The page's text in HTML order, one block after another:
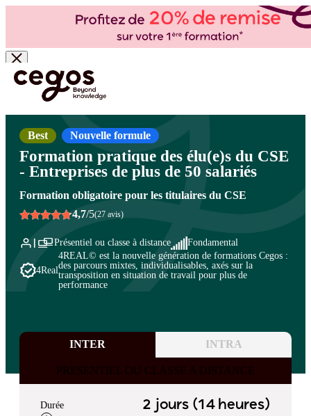
Skip to main content
Vous êtes ici : Accueil >Cegos, organisme de formation à Paris et en régions
travail et relations sociales
Best Nouvelle formule
Formation pratique des élu(e)s du CSE
- Entreprises de plus de 50 salariés
Formation obligatoire pour les titulaires du CSE
4,7/5(27 avis)
Présentiel ou classe à distance Fondamental
4Real
4REAL© est la nouvelle génération de formations Cegos :
des parcours mixtes, individualisables, axés sur la
transposition en situation de travail pour plus de
performance
INTER INTRA
PRESENTIEL OU CLASSE A DISTANCE
Durée 2 jours (14 heures)